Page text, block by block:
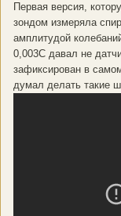
Первая версия,
зондом измеряла
амплитудой
0,003С давал не
зафиксирован в
думал делать такие